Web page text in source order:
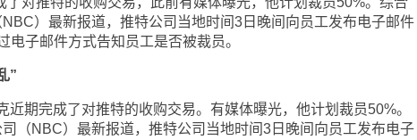
）最新报道，推特公司当地时间3日晚间向员工发布电子邮件
子邮件方式告知员工是否被裁员。
”
近期完成了对推特的收购交易。有媒体曝光，他计划裁员50%。
（NBC）最新报道，推特公司当地时间3日晚间向员工发布电子